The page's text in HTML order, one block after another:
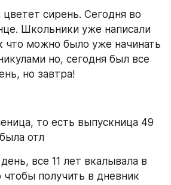
цветет сирень. Сегодня во
Школьники уже написали
что можно было уже начинать
но, сегодня был все
но завтра!
то есть выпускница 49
отл
все 11 лет вкалывала в
чтобы получить в дневник